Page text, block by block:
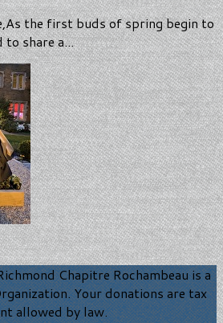
the first buds of spring begin to
share a...
Chapitre Rochambeau is a
Your donations are tax
allowed by law.